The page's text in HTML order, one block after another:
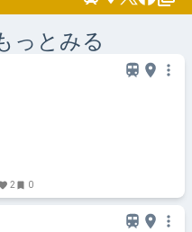
っとみる
2 0